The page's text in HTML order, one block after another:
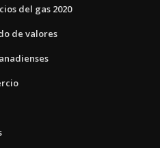
del gas 2020
de valores